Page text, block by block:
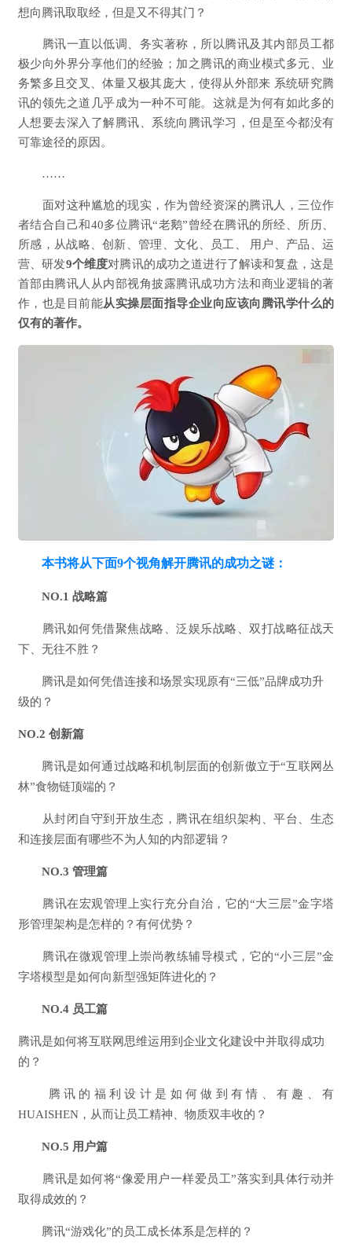
想向腾讯取取经，但是又不得其门？
腾讯一直以低调、务实著称，所以腾讯及其内部员工都
极少向外界分享他们的经验；加之腾讯的商业模式多元、业
务繁多且交叉、体量又极其庞大，使得从外部来 系统研究腾
讯的领先之道几乎成为一种不可能。这就是为何有如此多的
人想要去深入了解腾讯、系统向腾讯学习，但是至今都没有
可靠途径的原因。
……
面对这种尴尬的现实，作为曾经资深的腾讯人，三位作
者结合自己和40多位腾讯“老鹅”曾经在腾讯的所经、所历、
所感，从战略、创新、管理、文化、员工、 用户、产品、运
营、研发9个维度对腾讯的成功之道进行了解读和复盘，这是
首部由腾讯人从内部视角披露腾讯成功方法和商业逻辑的著
作，也是目前能从实操层面指导企业向应该向腾讯学什么的
仅有的著作。
本书将从下面9个视角解开腾讯的成功之谜：
NO.1 战略篇
腾讯如何凭借聚焦战略、泛娱乐战略、双打战略征战天
下、无往不胜？
腾讯是如何凭借连接和场景实现原有“三低”品牌成功升
级的？
NO.2 创新篇
腾讯是如何通过战略和机制层面的创新傲立于“互联网丛
林”食物链顶端的？
从封闭自守到开放生态，腾讯在组织架构、平台、生态
和连接层面有哪些不为人知的内部逻辑？
NO.3 管理篇
腾讯在宏观管理上实行充分自治，它的“大三层”金字塔
形管理架构是怎样的？有何优势？
腾讯在微观管理上崇尚教练辅导模式，它的“小三层”金
字塔模型是如何向新型强矩阵进化的？
NO.4 员工篇
腾讯是如何将互联网思维运用到企业文化建设中并取得成功
的？
腾讯的福利设计是如何做到有情、有趣、有
HUAISHEN，从而让员工精神、物质双丰收的？
NO.5 用户篇
腾讯是如何将“像爱用户一样爱员工”落实到具体行动并
取得成效的？
腾讯“游戏化”的员工成长体系是怎样的？